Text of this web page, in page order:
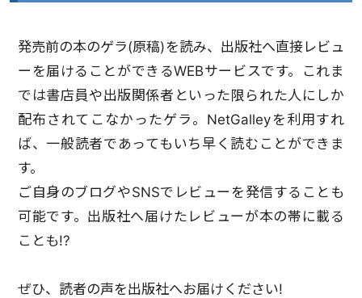
発売前の本のゲラ(原稿)を読み、出版社へ直接レビュ
ーを届けることができるWEBサービスです。これま
では書店員や出版関係者といった限られた人にしか
配布されてこなかったゲラ。NetGalleyを利用すれ
ば、一般読者であってもいち早く読むことができま
す。
ご自身のブログやSNSでレビューを発信することも
可能です。出版社へ届けたレビューが本の帯に載る
ことも!?
ぜひ、読者の声を出版社へお届けください!